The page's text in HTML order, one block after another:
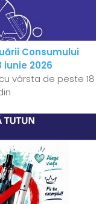
Consumului
iunie 2026
vârsta de peste 18